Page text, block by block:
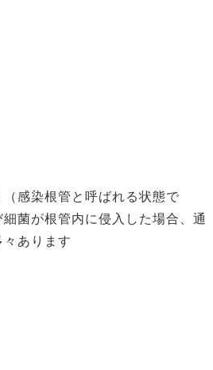
感染根管と呼ばれる状態で
菌が根管内に侵入した場合、通
あります